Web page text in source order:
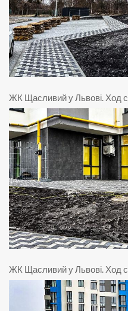
ЖК Щасливий у Львові Ход
ЖК Щасливий у Львові. Ход